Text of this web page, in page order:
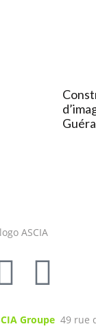
Groupe49 rue